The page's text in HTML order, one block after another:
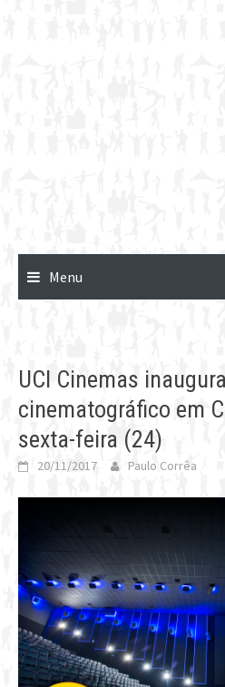
Menu
UCI Cinemas
cinematográfico em
sexta-feira (24)
20/11/2017 Paulo Corrêa